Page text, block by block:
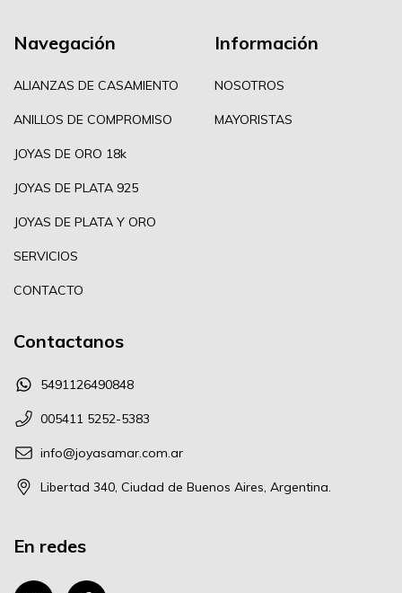
Navegación
ALIANZAS DE CASAMIENTO
ANILLOS DE COMPROMISO
JOYAS DE ORO 18k
JOYAS DE PLATA 925
JOYAS DE PLATA Y ORO
SERVICIOS
CONTACTO
Información
NOSOTROS
MAYORISTAS
Contactanos
5491126490848
005411 5252-5383
info@joyasamar.com.ar
Libertad 340, Ciudad de Buenos Aires, Argentina.
En redes